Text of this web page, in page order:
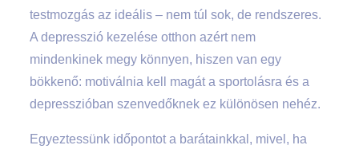
testmozgás az ideális – nem túl sok, de rendszeres.
A depresszió kezelése otthon azért nem
mindenkinek megy könnyen, hiszen van egy
bökkenő: motiválnia kell magát a sportolásra és a
depresszióban szenvedőknek ez különösen nehéz.
Egyeztessünk időpontot a barátainkkal, mivel, ha